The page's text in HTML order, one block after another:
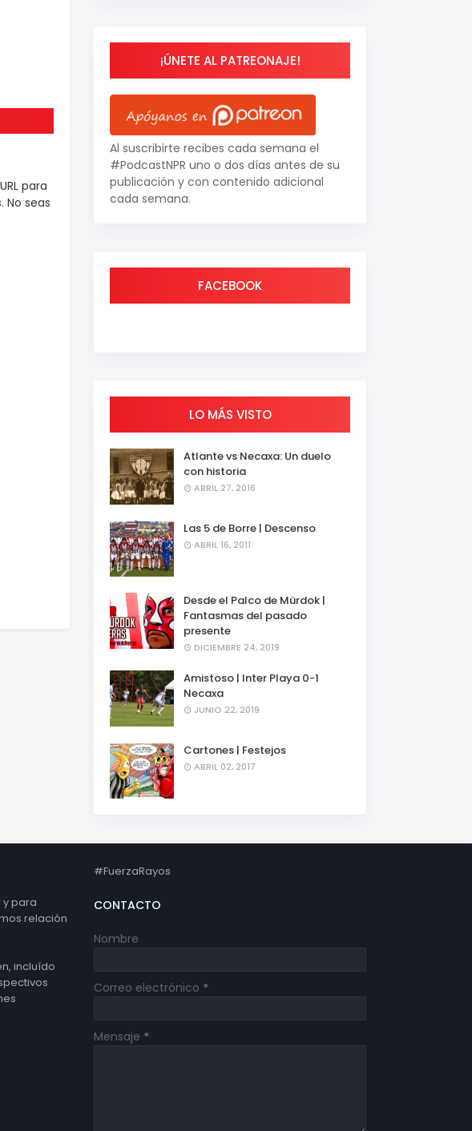
para
seas
¡ÚNETE AL PATREONAJE!
Al suscribirte recibes cada semana el
#PodcastNPR uno o dos días antes de su
publicación y con contenido adicional
cada semana.
FACEBOOK
LO MÁS VISTO
Atlante vs Necaxa: Un duelo
con historia
ABRIL 27, 2016
Las 5 de Borre | Descenso
ABRIL 16, 2011
Desde el Palco de Mürdok |
Fantasmas del pasado
presente
DICIEMBRE 24, 2019
Amistoso | Inter Playa 0-1
Necaxa
JUNIO 22, 2019
Cartones | Festejos
ABRIL 02, 2017
y para
relación
incluído
#FuerzaRayos
CONTACTO
Nombre
Correo electrónico *
Mensaje *